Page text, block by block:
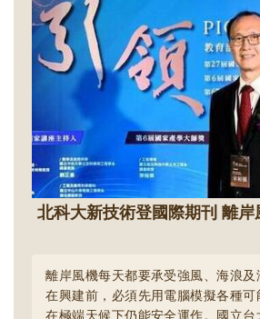
北科大新技術登國際期刊 離岸
離岸風機每天都要承受強風、海浪及
在興建前，必須先用電腦模擬各種
在極端天候下仍能安全運作。國立台